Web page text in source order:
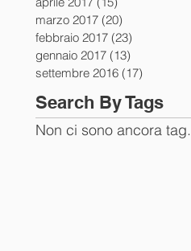
marzo 2017 (20)
febbraio 2017 (23)
gennaio 2017 (13)
settembre 2016 (17)
Search By Tags
Non ci sono ancora tag.